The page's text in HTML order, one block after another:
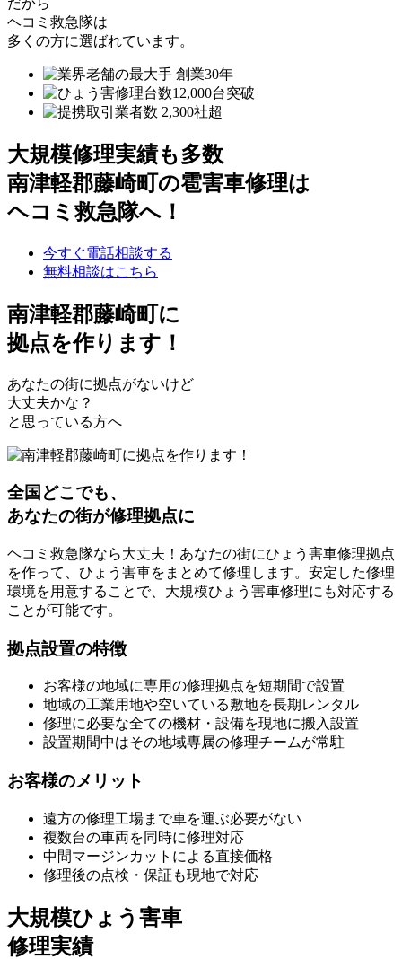
ヘコミ救急隊は
多くの方に選ばれています。
大規模修理実績も多数
南津軽郡藤崎町の雹害車修理は
ヘコミ救急隊へ！
今すぐ電話相談する
無料相談はこちら
南津軽郡藤崎町に
拠点を作ります！
あなたの街に拠点がないけど
大丈夫かな？
と思っている方へ
全国どこでも、
あなたの街が修理拠点に
ヘコミ救急隊なら大丈夫！あなたの街にひょう害車修理拠点
を作って、ひょう害車をまとめて修理します。安定した修理
環境を用意することで、大規模ひょう害車修理にも対応する
ことが可能です。
拠点設置の特徴
お客様の地域に専用の修理拠点を短期間で設置
地域の工業用地や空いている敷地を長期レンタル
修理に必要な全ての機材・設備を現地に搬入設置
設置期間中はその地域専属の修理チームが常駐
お客様のメリット
遠方の修理工場まで車を運ぶ必要がない
複数台の車両を同時に修理対応
中間マージンカットによる直接価格
修理後の点検・保証も現地で対応
大規模ひょう害車
修理実績